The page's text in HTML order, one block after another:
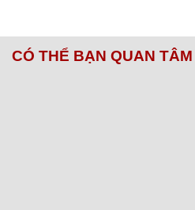
CÓ THỂ BẠN QUAN TÂM